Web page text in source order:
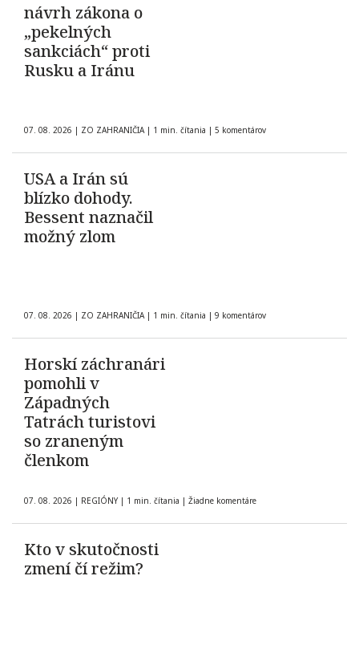
návrh zákona o
„pekelných
sankciách“ proti
Rusku a Iránu
07. 08. 2026 | ZO ZAHRANIČIA | 1 min. čítania | 5 komentárov
USA a Irán sú
blízko dohody.
Bessent naznačil
možný zlom
07. 08. 2026 | ZO ZAHRANIČIA | 1 min. čítania | 9 komentárov
Horskí záchranári
pomohli v
Západných
Tatrách turistovi
so zraneným
členkom
07. 08. 2026 | REGIÓNY | 1 min. čítania | Žiadne komentáre
Kto v skutočnosti
zmení čí režim?